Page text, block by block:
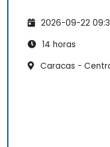
2026-09-22
14 horas
Caracas -